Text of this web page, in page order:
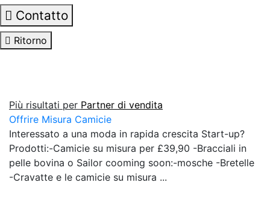
Contatto
Ritorno
Più risultati per Partner di vendita
Offrire Misura Camicie
Interessato a una moda in rapida crescita Start-up?
Prodotti:-Camicie su misura per £39,90 -Bracciali in
pelle bovina o Sailor cooming soon:-mosche -Bretelle
-Cravatte e le camicie su misura ...